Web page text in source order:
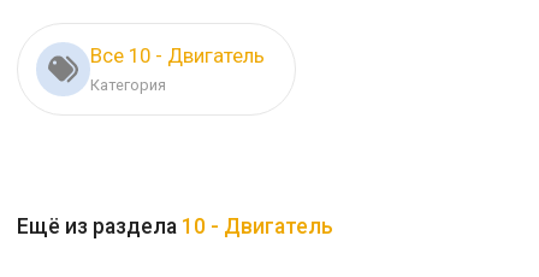
Все 10 - Двигатель
Категория
Ещё из раздела 10 - Двигатель